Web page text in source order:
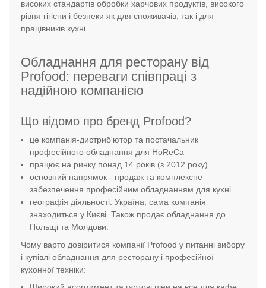
високих стандартів обробки харчових продуктів, високого
рівня гігієни і безпеки як для споживачів, так і для
працівників кухні.
Обладнання для ресторану від
Profood: переваги співпраці з
надійною компанією
Що відомо про бренд Profood?
це компанія-дистриб'ютор та постачальник
професійного обладнання для HoReCa
працює на ринку понад 14 років (з 2012 року)
основний напрямок - продаж та комплексне
забезпечення професійним обладнанням для кухні
географія діяльності: Україна, сама компанія
знаходиться у Києві. Також продає обладнання до
Польщі та Молдови.
Чому варто довіритися компанії Profood у питанні вибору
і купівлі обладнання для ресторану і професійної
кухонної техніки: